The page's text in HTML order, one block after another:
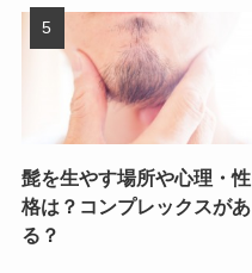
髭を生やす場所や心理・性
格は？コンプレックスがあ
る？